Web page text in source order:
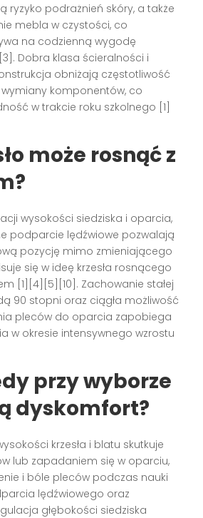
ryzyko podrażnień skóry, a także
mebla w czystości, co
na codzienną wygodę
Dobra klasa ścieralności i
obniżają częstotliwość
komponentów, co
w trakcie roku szkolnego [1]
może rosnąć z
wysokości siedziska i oparcia,
podparcie lędźwiowe pozwalają
pozycję mimo zmieniającego
się w ideę krzesła rosnącego
[1][4][5][10]. Zachowanie stałej
90 stopni oraz ciągła możliwość
pleców do oparcia zapobiega
w okresie intensywnego wzrostu
przy wyborze
dyskomfort?
krzesła i blatu skutkuje
lub zapadaniem się w oparciu,
i bóle pleców podczas nauki
lędźwiowego oraz
głębokości siedziska